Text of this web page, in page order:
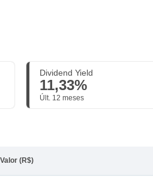
Dividend Yield
11,33%
Últ. 12 meses
Valor (R$)